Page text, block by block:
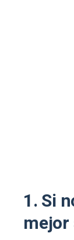
1. Si